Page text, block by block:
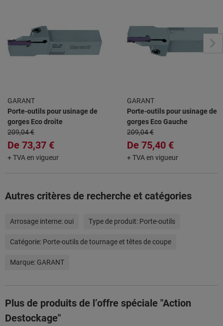
GARANT
Porte-outils pour usinage de
gorges Eco droite
209,04 €
De 73,37 €
+ TVA en vigueur
GARANT
Porte-outils pour usinage de
gorges Eco Gauche
209,04 €
De 75,40 €
+ TVA en vigueur
Autres critères de recherche et catégories
Arrosage interne:oui Type de produit: Porte-outils
Catégorie: Porte-outils de tournage et têtes de coupe
Marque: GARANT
Plus de produits de l’offre spéciale "Action
Destockage"